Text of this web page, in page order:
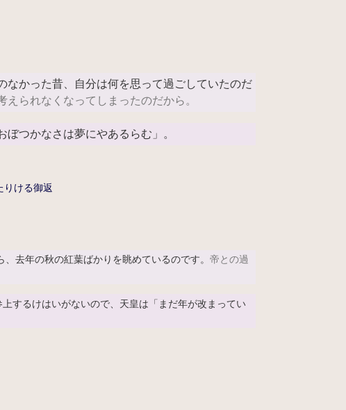
なかった昔、自分は何を思って過ごしていたのだ
られなくなってしまったのだから。
つかなさは夢にやあるらむ」。
りける御返
、去年の秋の紅葉ばかりを眺めているのです。帝との過
するけはいがないので、天皇は「まだ年が改まってい